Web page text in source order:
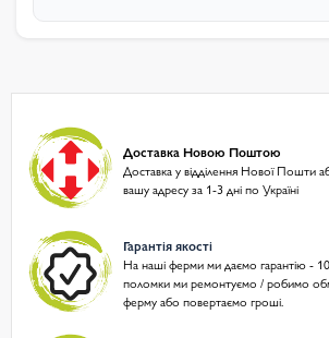
Доставка Новою Поштою
Доставка у відділення Нової Пошти
вашу адресу за 1-3 дні по Україні
Гарантія якості
На наші ферми ми даємо гарантію - 10
поломки ми ремонтуємо / робимо
ферму або повертаємо гроші.